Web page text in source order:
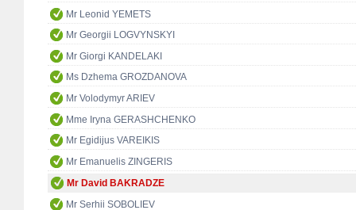
Mr Leonid YEMETS
Mr Georgii LOGVYNSKYI
Mr Giorgi KANDELAKI
Ms Dzhema GROZDANOVA
Mr Volodymyr ARIEV
Mme Iryna GERASHCHENKO
Mr Egidijus VAREIKIS
Mr Emanuelis ZINGERIS
Mr David BAKRADZE
Mr Serhii SOBOLIEV